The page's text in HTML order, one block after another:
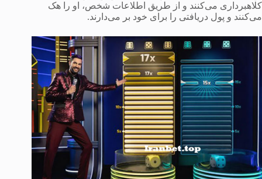
کلاهبرداری می‌کنند و از طریق اطلاعات شخص، او را هک
می‌کنند و پول دریافتی را برای خود بر می‌دارند.